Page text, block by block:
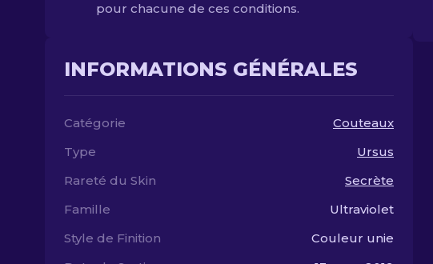
pour chacune de ces conditions.
INFORMATIONS GÉNÉRALES
Catégorie
Couteaux
Type
Ursus
Rareté du Skin
Secrète
Famille
Ultraviolet
Style de Finition
Couleur unie